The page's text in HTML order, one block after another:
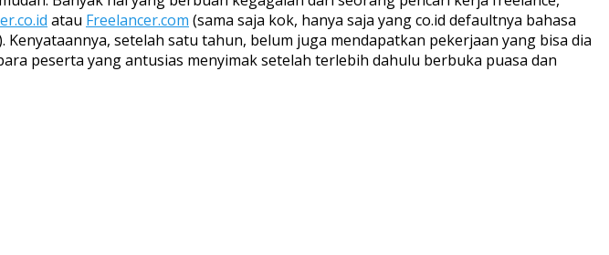
atau Freelancer.com (sama saja kok, hanya saja yang co.id defaultnya bahasa
setelah satu tahun, belum juga mendapatkan pekerjaan yang bisa dia
peserta yang antusias menyimak setelah terlebih dahulu berbuka puasa dan